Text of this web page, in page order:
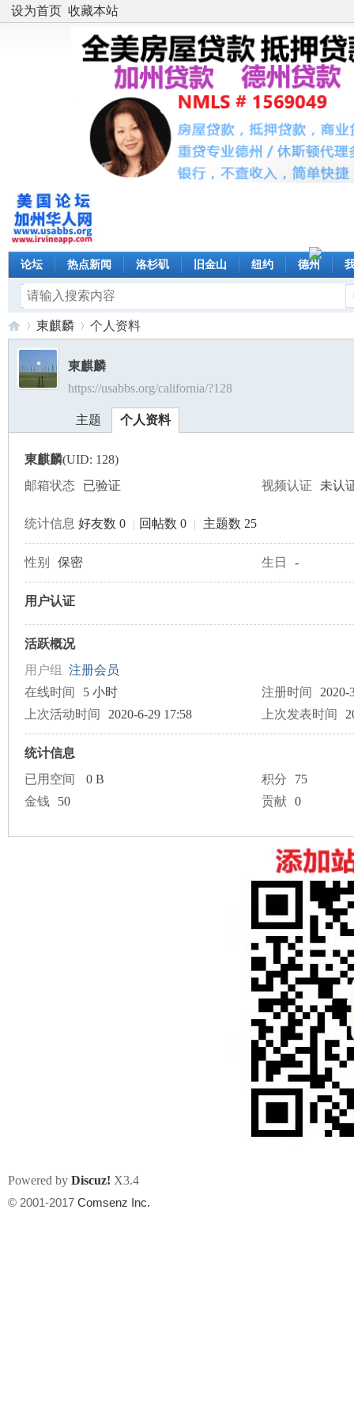
设为首页 收藏本站
论坛 热点新闻 洛杉矶 旧金山 纽约 德州
美
州
›
東麒麟
›
个人资料
東麒麟
https://usabbs.org/california/?128
主题 个人资料
東麒麟(UID: 128)
邮箱状态
已验证 视频认证 未认
统计信息 好友数 0 | 回帖数 0 | 主题数 25
性别 保密 生日 -
用户认证
活跃概况
用户组 注册会员
在线时间
5 小时 注册时间
2020-
上次活动时间
2020-6-29 17:58 上次发表时间
统计信息
已用空间
0 B 积分
75
金钱
50 贡献 0
Powered by Discuz! X3.4
© 2001-2017 Comsenz Inc.